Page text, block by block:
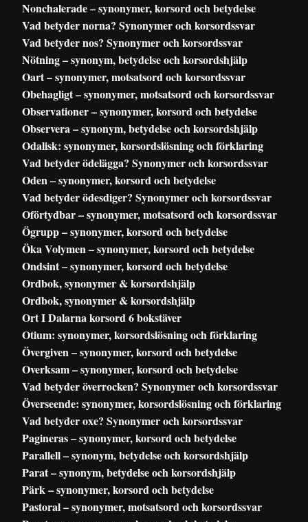
Nonchalerade – synonymer, korsord och betydelse
Vad betyder norna? Synonymer och korsordssvar
Vad betyder nos? Synonymer och korsordssvar
Nötning – synonym, betydelse och korsordshjälp
Oart – synonymer, motsatsord och korsordssvar
Obehagligt – synonymer, motsatsord och korsordssvar
Observationer – synonymer, korsord och betydelse
Observera – synonym, betydelse och korsordshjälp
Odalisk: synonymer, korsordslösning och förklaring
Vad betyder ödelägga? Synonymer och korsordssvar
Oden – synonymer, korsord och betydelse
Vad betyder ödesdiger? Synonymer och korsordssvar
Oförtydbar – synonymer, motsatsord och korsordssvar
Ögrupp – synonymer, korsord och betydelse
Öka Volymen – synonymer, korsord och betydelse
Ondsint – synonymer, korsord och betydelse
Ordbok, synonymer & korsordshjälp
Ordbok, synonymer & korsordshjälp
Ort I Dalarna korsord 6 bokstäver
Otium: synonymer, korsordslösning och förklaring
Övergiven – synonymer, korsord och betydelse
Overksam – synonymer, korsord och betydelse
Vad betyder överrocken? Synonymer och korsordssvar
Överseende: synonymer, korsordslösning och förklaring
Vad betyder oxe? Synonymer och korsordssvar
Pagineras – synonymer, korsord och betydelse
Parallell – synonym, betydelse och korsordshjälp
Parat – synonym, betydelse och korsordshjälp
Pärk – synonymer, korsord och betydelse
Pastoral – synonymer, motsatsord och korsordssvar